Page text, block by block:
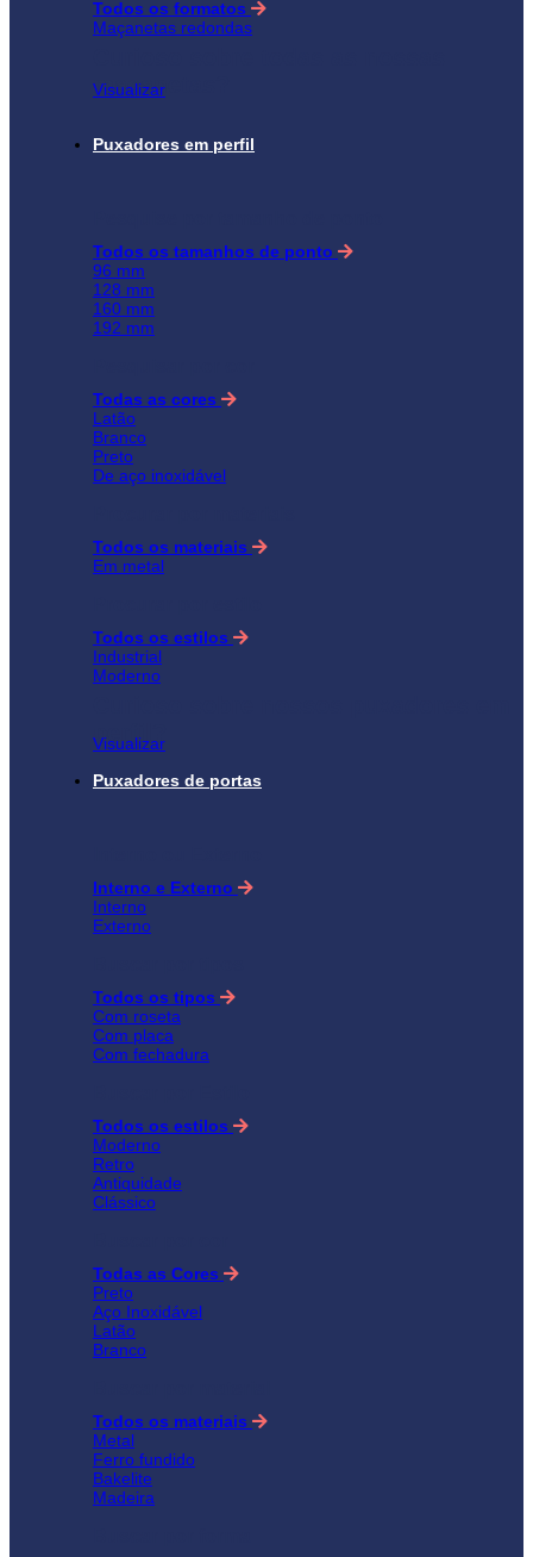
Todos os formatos
Maçanetas redondas
maçanetas?
Visualizar
Puxadores em perfil
Todos os tamanhos de ponto
96 mm
128 mm
160 mm
192 mm
Todas as cores
Latão
Branco
Preto
De aço inoxidável
Todos os materiais
Em metal
Todos os estilos
Industrial
Moderno
perfil?
Visualizar
Puxadores de portas
Interno e Externo
Interno
Externo
Todos os tipos
Com roseta
Com placa
Com fechadura
Todos os estilos
Moderno
Retro
Antiquidade
Clássico
Todas as Cores
Preto
Aço Inoxidável
Latão
Branco
Todos os materiais
Metal
Ferro fundido
Bakelite
Madeira